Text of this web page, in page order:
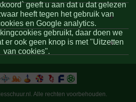
geeft u aan dat u dat gelezen
heeft tegen het gebruik van
en Google analytics.
gebruikt, daar doen we
er ook geen knop is met "Uitzetten
van cookies".
Alle rechten voorbehouden.